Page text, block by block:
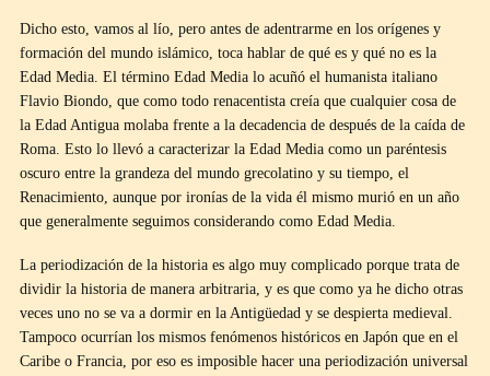
Dicho esto, vamos al lío, pero antes de adentrarme en los orígenes y
formación del mundo islámico, toca hablar de qué es y qué no es la
Edad Media. El término Edad Media lo acuñó el humanista italiano
Flavio Biondo, que como todo renacentista creía que cualquier cosa de
la Edad Antigua molaba frente a la decadencia de después de la caída de
Roma. Esto lo llevó a caracterizar la Edad Media como un paréntesis
oscuro entre la grandeza del mundo grecolatino y su tiempo, el
Renacimiento, aunque por ironías de la vida él mismo murió en un año
que generalmente seguimos considerando como Edad Media.
La periodización de la historia es algo muy complicado porque trata de
dividir la historia de manera arbitraria, y es que como ya he dicho otras
veces uno no se va a dormir en la Antigüedad y se despierta medieval.
Tampoco ocurrían los mismos fenómenos históricos en Japón que en el
Caribe o Francia, por eso es imposible hacer una periodización universal